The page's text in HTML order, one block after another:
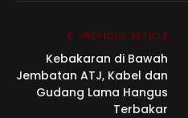
PREVIOUS ARTICLE
Kebakaran di Bawah
Jembatan ATJ, Kabel dan
Gudang Lama Hangus
Terbakar